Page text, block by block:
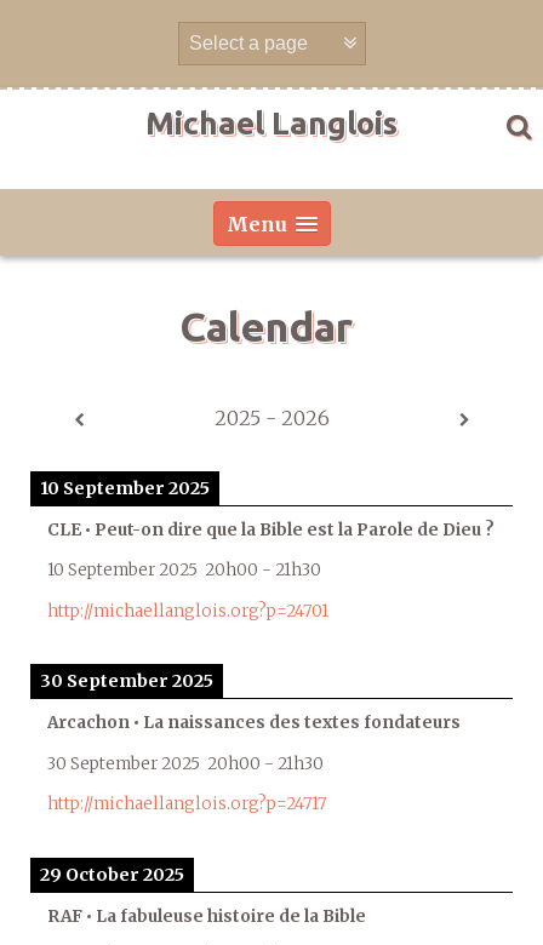
Michael Langlois
Menu
Calendar
2025 - 2026
10 September 2025
CLE • Peut-on dire que la Bible est la Parole de Dieu ?
10 September 2025 20h00 - 21h30
http://michaellanglois.org?p=24701
30 September 2025
Arcachon • La naissances des textes fondateurs
30 September 2025 20h00 - 21h30
http://michaellanglois.org?p=24717
29 October 2025
RAF • La fabuleuse histoire de la Bible